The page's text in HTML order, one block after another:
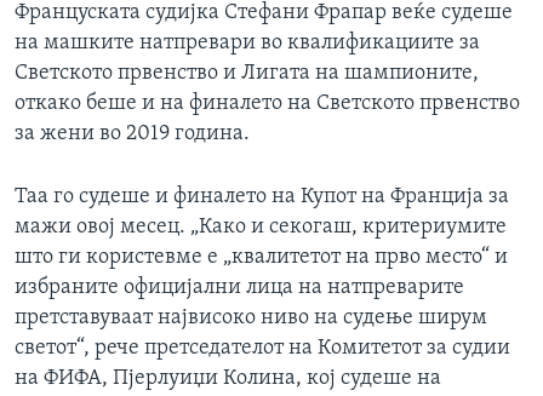
Француската судијка Стефани Фрапар веќе судеше
на машките натпревари во квалификациите за
Светското првенство и Лигата на шампионите,
откако беше и на финалето на Светското првенство
за жени во 2019 година.
Таа го судеше и финалето на Купот на Франција за
мажи овој месец. „Како и секогаш, критериумите
што ги користевме е „квалитетот на прво место“ и
избраните официјални лица на натпреварите
претставуваат највисоко ниво на судење ширум
светот“, рече претседателот на Комитетот за судии
на ФИФА, Пјерлуиџи Колина, кој судеше на